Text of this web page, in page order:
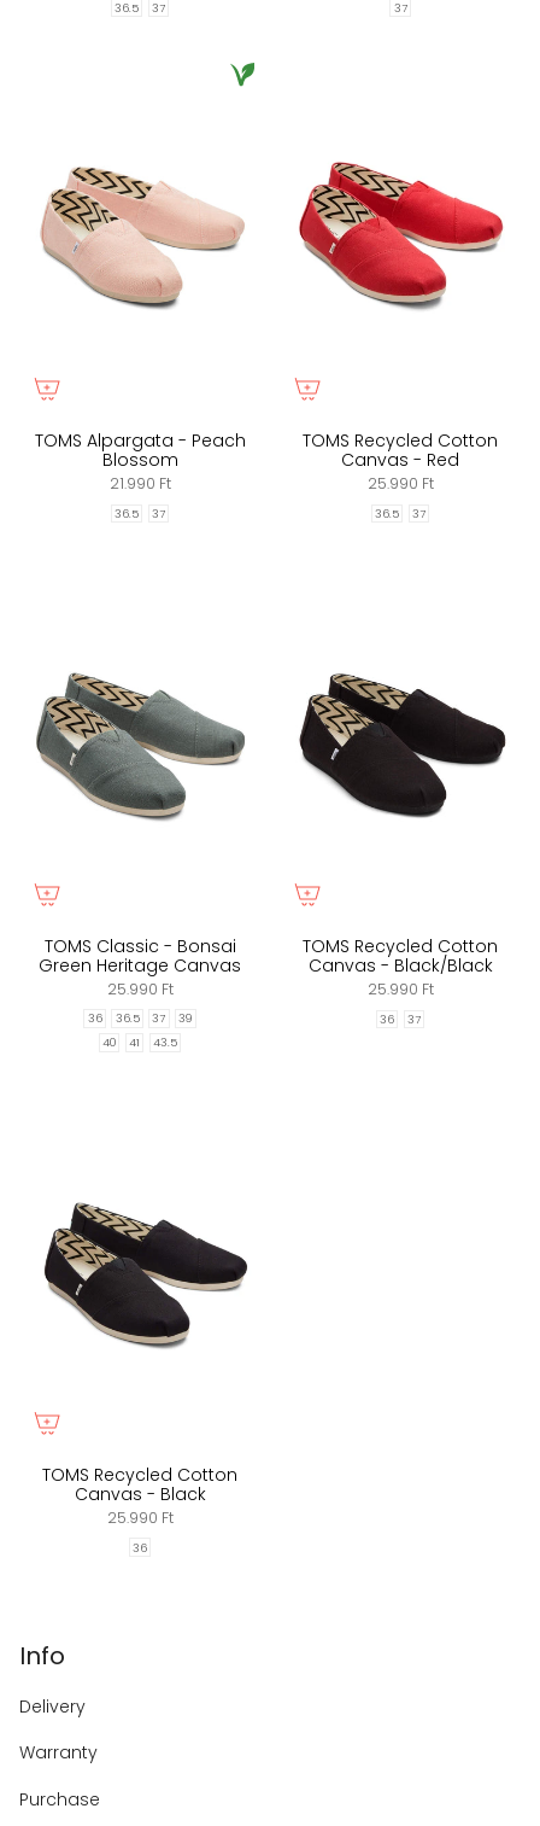
36.5 37 37
TOMS Alpargata - Peach
Blossom
21.990 Ft
36.5 37
TOMS Recycled Cotton
Canvas - Red
25.990 Ft
36.5 37
TOMS Classic - Bonsai
Green Heritage Canvas
25.990 Ft
36 36.5 37
39
40
41 43.5
TOMS Recycled Cotton
Canvas - Black/Black
25.990 Ft
36 37
TOMS Recycled Cotton
Canvas - Black
25.990 Ft
36
Info
Delivery
Warranty
Purchase